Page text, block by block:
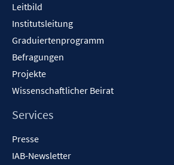
Leitbild
Institutsleitung
Graduiertenprogramm
Befragungen
Projekte
Wissenschaftlicher Beirat
Services
Presse
IAB-Newsletter